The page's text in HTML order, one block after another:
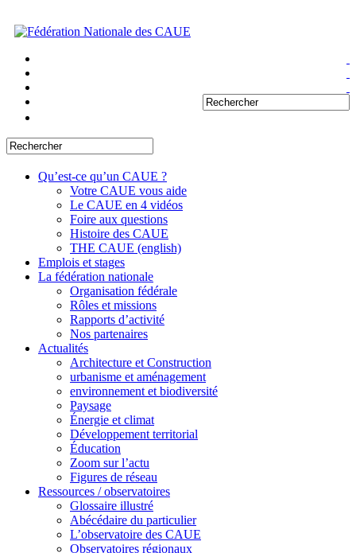
Qu’est-ce qu’un CAUE ?
Votre CAUE vous aide
Le CAUE en 4 vidéos
Foire aux questions
Histoire des CAUE
THE CAUE (english)
Emplois et stages
La fédération nationale
Organisation fédérale
Rôles et missions
Rapports d’activité
Nos partenaires
Actualités
Architecture et Construction
urbanisme et aménagement
environnement et biodiversité
Paysage
Énergie et climat
Développement territorial
Éducation
Zoom sur l’actu
Figures de réseau
Ressources / observatoires
Glossaire illustré
Abécédaire du particulier
L’observatoire des CAUE
Observatoires régionaux